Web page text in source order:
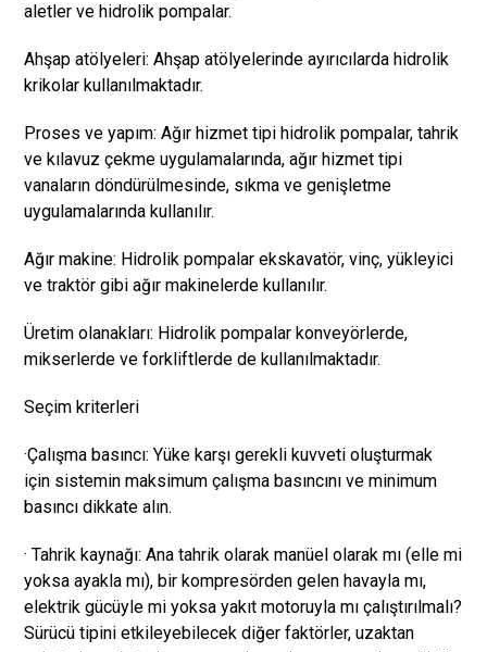
aletler ve hidrolik pompalar.
Ahşap atölyeleri: Ahşap atölyelerinde ayırıcılarda hidrolik
krikolar kullanılmaktadır.
Proses ve yapım: Ağır hizmet tipi hidrolik pompalar, tahrik
ve kılavuz çekme uygulamalarında, ağır hizmet tipi
vanaların döndürülmesinde, sıkma ve genişletme
uygulamalarında kullanılır.
Ağır makine: Hidrolik pompalar ekskavatör, vinç, yükleyici
ve traktör gibi ağır makinelerde kullanılır.
Üretim olanakları: Hidrolik pompalar konveyörlerde,
mikserlerde ve forkliftlerde de kullanılmaktadır.
Seçim kriterleri
·Çalışma basıncı: Yüke karşı gerekli kuvveti oluşturmak
için sistemin maksimum çalışma basıncını ve minimum
basıncı dikkate alın.
· Tahrik kaynağı: Ana tahrik olarak manüel olarak mı (elle mi
yoksa ayakla mı), bir kompresörden gelen havayla mı,
elektrik gücüyle mi yoksa yakıt motoruyla mı çalıştırılmalı?
Sürücü tipini etkileyebilecek diğer faktörler, uzaktan